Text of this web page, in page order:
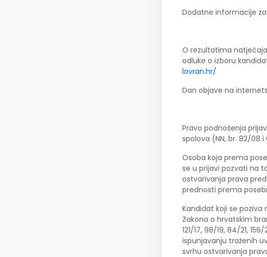
Dodatne informacije
O rezultatima
odluke o izboru
lovran.hr/
Dan objave na
Pravo podnošenja
spolova (NN, br. 82/08 i
Osoba koja prema
se u prijavi pozvati na
ostvarivanja prava
prednosti prema
Kandidat koji se poziva
Zakona o hrvatskim
121/17, 98/19, 84/21,
ispunjavanju traženih
svrhu ostvarivanja